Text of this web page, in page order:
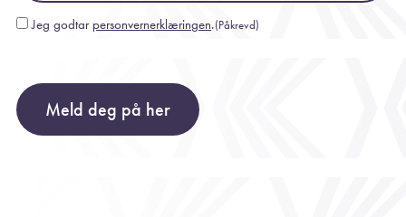
Consent(Påkrevd)
Jeg godtar personvernerklæringen.(Påkrevd)
Meld deg på her